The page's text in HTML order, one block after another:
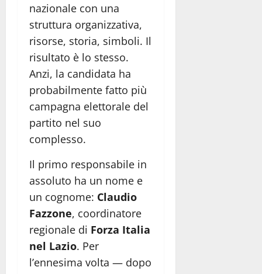
nazionale con una
struttura organizzativa,
risorse, storia, simboli. Il
risultato è lo stesso.
Anzi, la candidata ha
probabilmente fatto più
campagna elettorale del
partito nel suo
complesso.
Il primo responsabile in
assoluto ha un nome e
un cognome: Claudio
Fazzone, coordinatore
regionale di Forza Italia
nel Lazio. Per
l’ennesima volta — dopo